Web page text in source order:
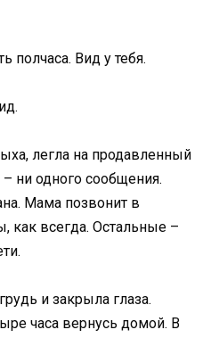
полчаса. Вид у тебя.
легла на продавленный
ни одного сообщения.
Мама позвонит в
как всегда. Остальные –
и закрыла глаза.
часа вернусь домой. В